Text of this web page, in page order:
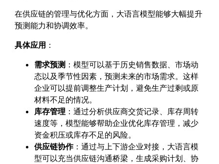
在供应链的管理与优化方面，大语言模型能够大幅提升
预测能力和协调效率。
具体应用 ：
需求预测 ：模型可以基于历史销售数据、市场动
态以及季节性因素，预测未来的市场需求。这样
企业可以提前调整生产计划，避免生产过剩或原
材料不足的情况。
库存管理 ：通过分析供应商交货记录、库存周转
速度等，模型能够帮助企业优化库存管理，减少
资金积压或库存不足的风险。
供应链协作：通过与上下游企业对接，大语言模
型可以充当供应链沟通桥梁，生成采购计划、协